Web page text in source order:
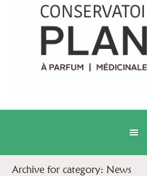
Archive for category: News